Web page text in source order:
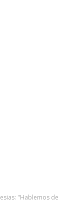
"Hablemos de